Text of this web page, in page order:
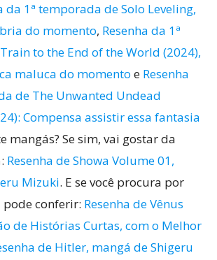
da 1ª temporada de Solo Leveling,
do momento, Resenha da 1ª
to the End of the World (2024),
maluca do momento e Resenha
de The Unwanted Undead
Compensa assistir essa fantasia
mangás? Se sim, vai gostar da
Resenha de Showa Volume 01,
Mizuki. E se você procura por
pode conferir: Resenha de Vênus
de Histórias Curtas, com o Melhor
de Hitler, mangá de Shigeru